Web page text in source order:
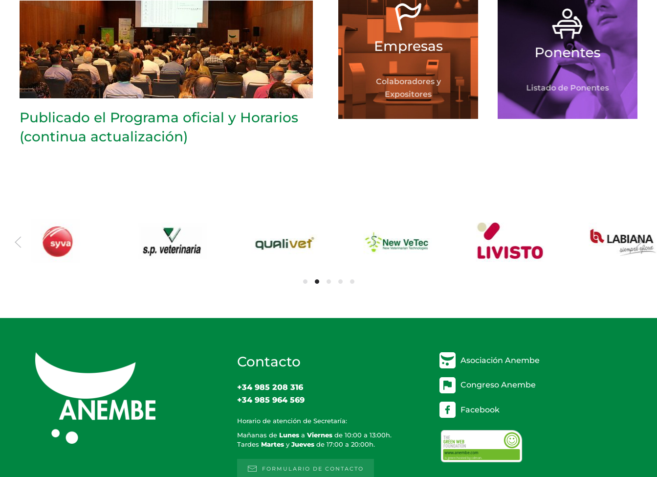
Publicado el Programa oficial y Horarios
(continua actualización)
Empresas
Colaboradores y
Expositores
Ponentes
Listado de Ponentes
Contacto
+34 985 208 316
+34 985 964 569
Horario de atención de Secretaría:
Mañanas deLunes aViernes de 10:00 a 13:00h.
TardesMartes yJueves de 17:00 a 20:00h.
FORMULARIO DE CONTACTO
Asociación Anembe
Congreso Anembe
Facebook